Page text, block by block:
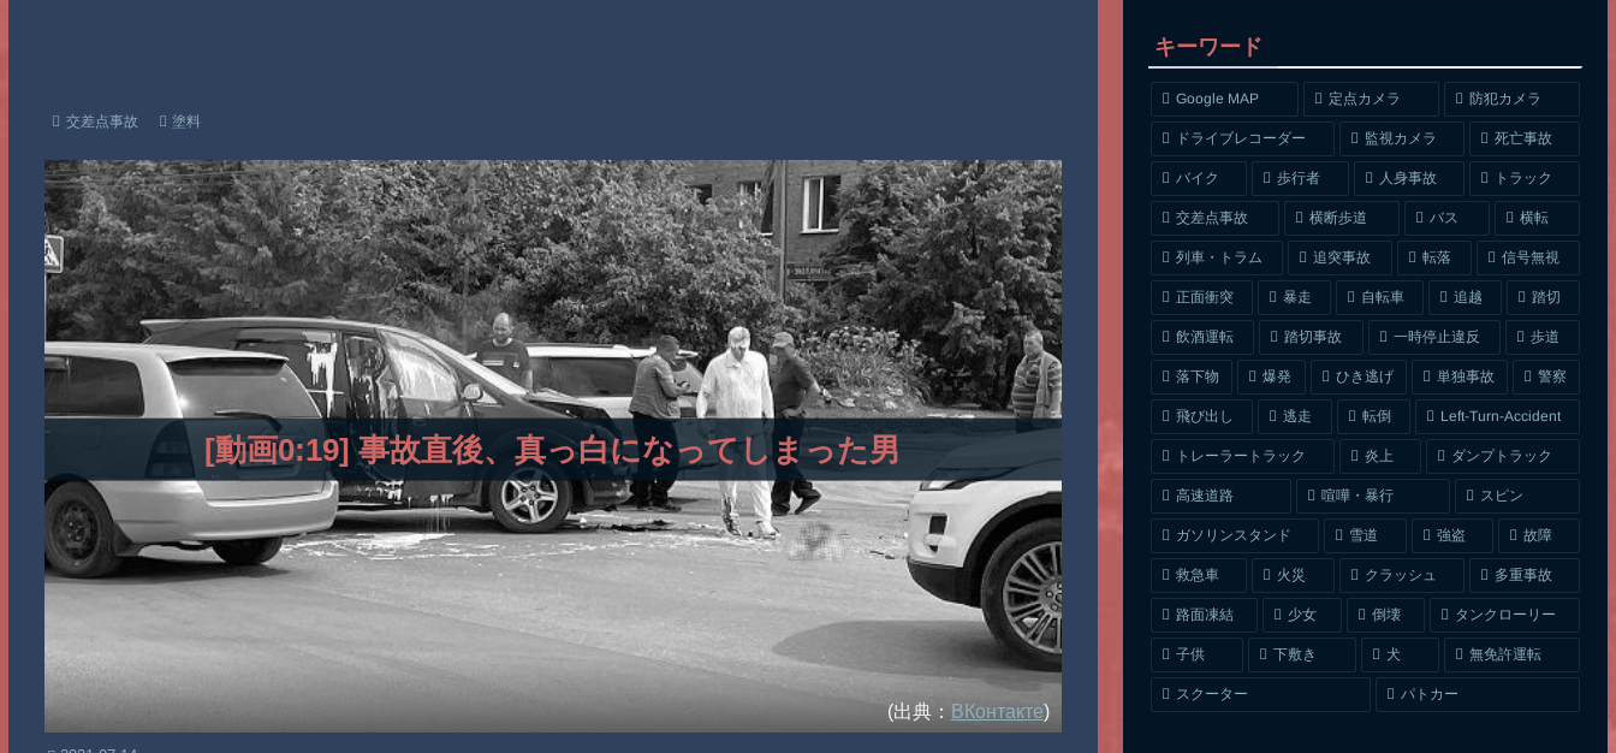
交差点事故 塗料
[動画0:19] 事故直後、真っ白になってしまった男
(出典： ВКонтакте)
キーワード
Google MAP 定点カメラ 防犯カメラ
ドライブレコーダー 監視カメラ 死亡事故
バイク 歩行者 人身事故 トラック
交差点事故 横断歩道 バス 横転
列車・トラム 追突事故 転落 信号無視
正面衝突 暴走 自転車 追越 踏切
飲酒運転 踏切事故 一時停止違反 歩道
落下物 爆発 ひき逃げ 単独事故 警察
飛び出し 逃走 転倒 Left-Turn-Accident
トレーラートラック 炎上 ダンプトラック
高速道路 喧嘩・暴行 スピン
ガソリンスタンド 雪道 強盗 故障
救急車 火災 クラッシュ 多重事故
路面凍結 少女 倒壊 タンクローリー
子供 下敷き 犬 無免許運転
スクーター パトカー